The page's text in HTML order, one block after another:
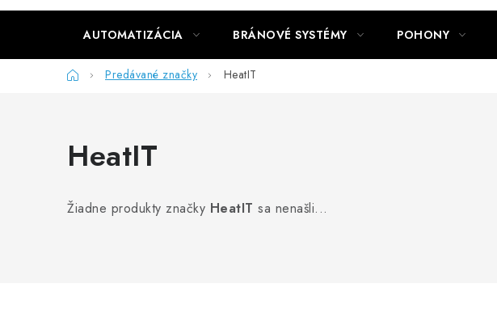
AUTOMATIZÁCIA BRÁNOVÉ SYSTÉMY POHONY
DomovPredávané značky HeatIT
HeatIT
Žiadne produkty značky HeatIT sa nenašli...